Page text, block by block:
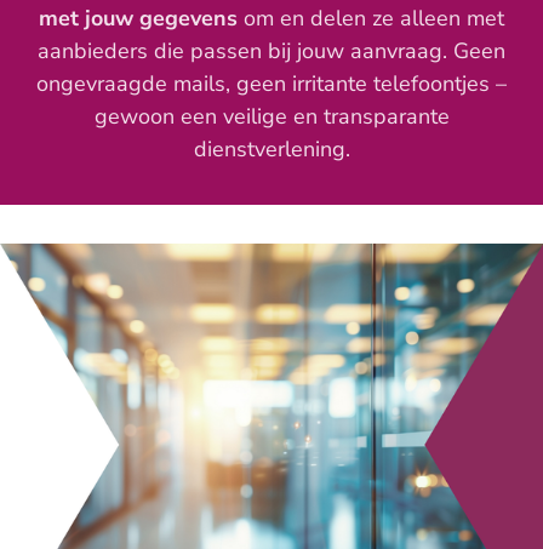
met jouw gegevens om en delen ze alleen met
aanbieders die passen bij jouw aanvraag. Geen
ongevraagde mails, geen irritante telefoontjes –
gewoon een veilige en transparante
dienstverlening.